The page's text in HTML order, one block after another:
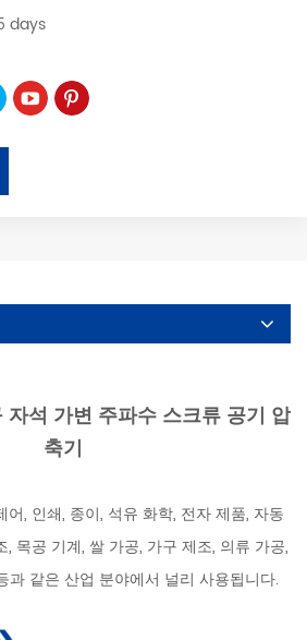
days
석 가변 주파수 스크류 공기 압
축기
, 인쇄, 종이, 석유 화학, 전자 제품, 자동
목공 기계, 쌀 가공, 가구 제조, 의류 가공,
과 같은 산업 분야에서 널리 사용됩니다.